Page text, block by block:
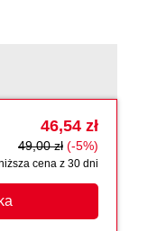
46,54 zł
49,00 zł (-5%)
cena z 30 dni